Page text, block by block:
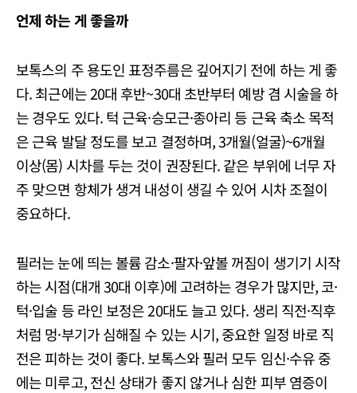
언제 하는 게 좋을까
보톡스의 주 용도인 표정주름은 깊어지기 전에 하는 게 좋
다. 최근에는 20대 후반~30대 초반부터 예방 겸 시술을 하
는 경우도 있다. 턱 근육·승모근·종아리 등 근육 축소 목적
은 근육 발달 정도를 보고 결정하며, 3개월(얼굴)~6개월
이상(몸) 시차를 두는 것이 권장된다. 같은 부위에 너무 자
주 맞으면 항체가 생겨 내성이 생길 수 있어 시차 조절이
중요하다.
필러는 눈에 띄는 볼륨 감소·팔자·앞볼 꺼짐이 생기기 시작
하는 시점(대개 30대 이후)에 고려하는 경우가 많지만, 코·
턱·입술 등 라인 보정은 20대도 늘고 있다. 생리 직전·직후
처럼 멍·부기가 심해질 수 있는 시기, 중요한 일정 바로 직
전은 피하는 것이 좋다. 보톡스와 필러 모두 임신·수유 중
에는 미루고, 전신 상태가 좋지 않거나 심한 피부 염증이